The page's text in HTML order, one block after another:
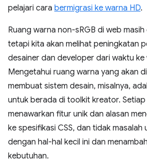
pelajari cara bermigrasi ke warna HD.
Ruang warna non-sRGB di web
tetapi kita akan melihat peningkatan
desainer dan developer dari waktu ke
Mengetahui ruang warna yang akan
membuat sistem desain, misalnya,
untuk berada di toolkit kreator.
menawarkan fitur unik dan alasan
ke spesifikasi CSS, dan tidak masalah
dengan hal-hal kecil ini dan
kebutuhan.